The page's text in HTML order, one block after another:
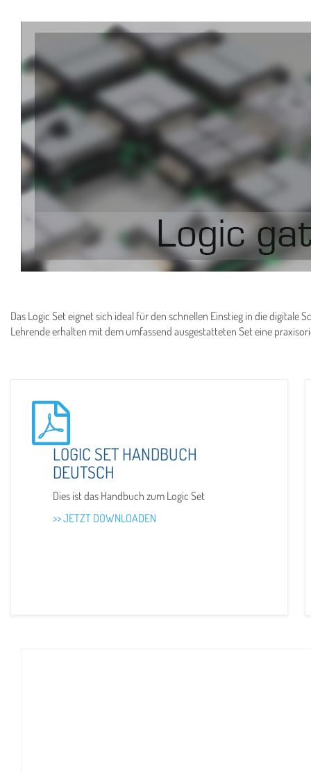
Das Logic Set eignet sich ideal für den schnellen Einstieg in die
Lehrende erhalten mit dem umfassend ausgestatteten Set eine
LOGIC SET HANDBUCH
DEUTSCH
Dies ist das Handbuch zum Logic Set
>> JETZT DOWNLOADEN